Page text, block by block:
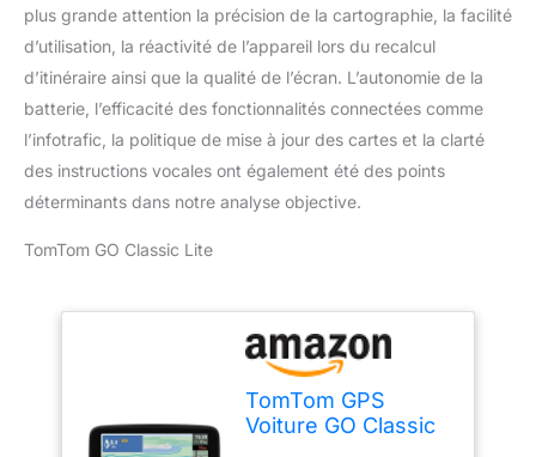
plus grande attention la précision de la cartographie, la facilité
d’utilisation, la réactivité de l’appareil lors du recalcul
d’itinéraire ainsi que la qualité de l’écran. L’autonomie de la
batterie, l’efficacité des fonctionnalités connectées comme
l’infotrafic, la politique de mise à jour des cartes et la clarté
des instructions vocales ont également été des points
déterminants dans notre analyse objective.
TomTom GO Classic Lite
TomTom GPS
Voiture GO Classic